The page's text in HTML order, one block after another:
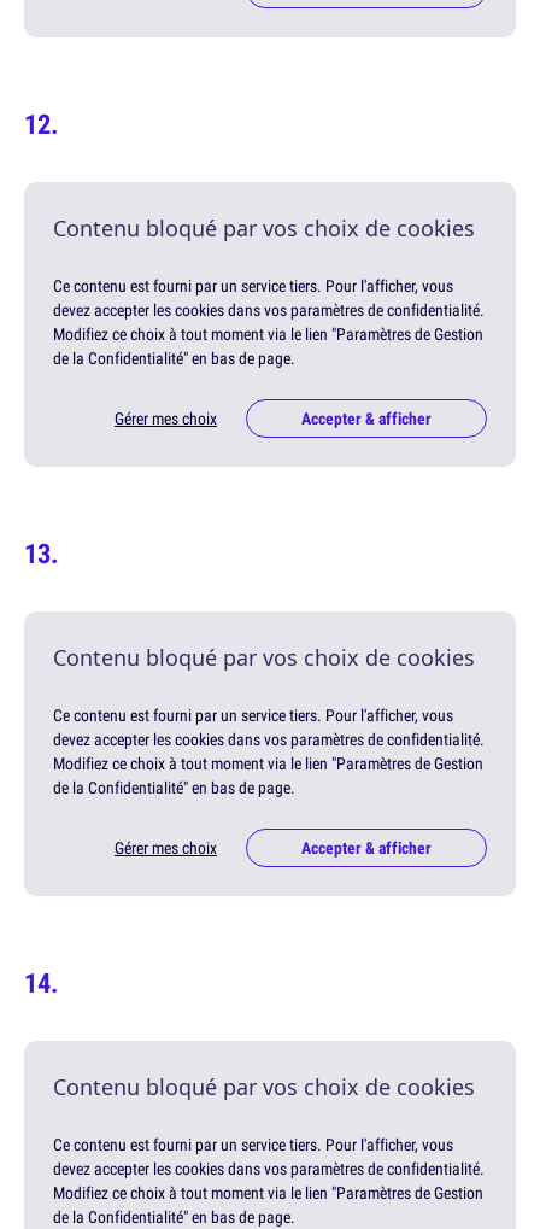
Contenu bloqué par vos choix de cookies
Ce contenu est fourni par un service tiers. Pour l'afficher, vous
devez accepter les cookies dans vos paramètres de confidentialité.
Modifiez ce choix à tout moment via le lien "Paramètres de Gestion
de la Confidentialité" en bas de page.
Gérer mes choix Accepter & afficher
Contenu bloqué par vos choix de cookies
Ce contenu est fourni par un service tiers. Pour l'afficher, vous
devez accepter les cookies dans vos paramètres de confidentialité.
Modifiez ce choix à tout moment via le lien "Paramètres de Gestion
de la Confidentialité" en bas de page.
Gérer mes choix Accepter & afficher
Contenu bloqué par vos choix de cookies
Ce contenu est fourni par un service tiers. Pour l'afficher, vous
devez accepter les cookies dans vos paramètres de confidentialité.
Modifiez ce choix à tout moment via le lien "Paramètres de Gestion
de la Confidentialité" en bas de page.